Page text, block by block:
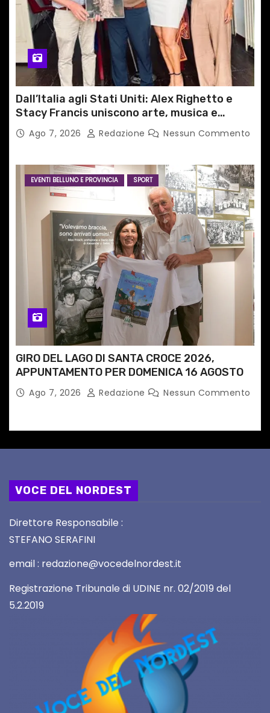
Dall’Italia agli Stati Uniti: Alex Righetto e
Stacy Francis uniscono arte, musica e
tecnologia in un nuovo progetto
internazionale”
Ago 7, 2026 Redazione Nessun Commento
EVENTI BELLUNO E PROVINCIA SPORT
GIRO DEL LAGO DI SANTA CROCE 2026,
APPUNTAMENTO PER DOMENICA 16 AGOSTO
Ago 7, 2026 Redazione Nessun Commento
VOCE DEL NORDEST
Direttore Responsabile :
STEFANO SERAFINI
email : redazione@vocedelnordest.it
Registrazione Tribunale di UDINE nr. 02/2019 del
5.2.2019